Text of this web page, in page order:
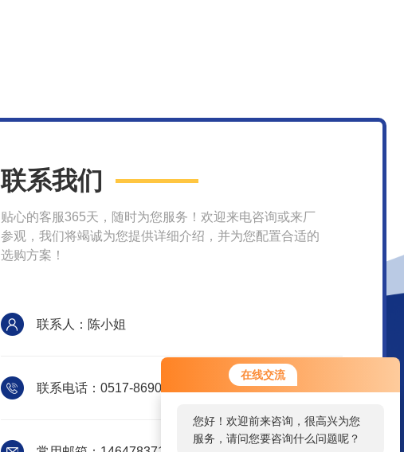
在线交流
您好！欢迎前来咨询，很高兴为您
服务，请问您要咨询什么问题呢？
联系我们
贴心的客服365天，随时为您服务！欢迎来电咨询或来厂
参观，我们将竭诚为您提供详细介绍，并为您配置合适的
选购方案！
联系人：陈小姐
联系电话：0517-86907998